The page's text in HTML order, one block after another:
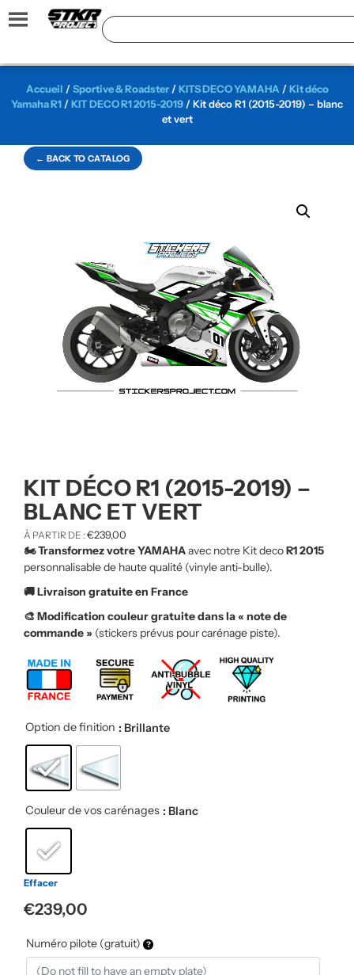
← BACK TO CATALOG
Accueil /Sportive & Roadster/KITS DECO YAMAHA /Kit déco
Yamaha R1 /KIT DECO R1 2015-2019 / Kit déco R1 (2015-2019) – blanc
et vert
KIT DÉCO R1 (2015-2019) –
BLANC ET VERT
À PARTIR DE : €239,00
🏍️ Transformez votre YAMAHAavec notre Kit decoR1 2015
personnalisable de haute qualité (vinyle anti-bulle).
🚚 Livraison gratuite en France
🎨 Modification couleur gratuite dans la « note de
commande » (stickers prévus pour carénage piste).
Option de finition : Brillante
Couleur de vos carénages : Blanc
Effacer
€239,00
Numéro pilote (gratuit)